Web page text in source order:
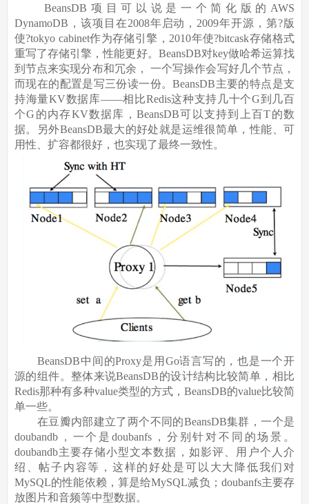
BeansDB项目可以说是一个简化版的AWS
DynamoDB，该项目在2008年启动，2009年开源，第?版
使?tokyo cabinet作为存储引擎，2010年使?bitcask存储格式
重写了存储引擎，性能更好。BeansDB对key做哈希运算找
到节点来实现分布和冗余， 一个写操作会写好几个节点，
而现在的配置是写三份读一份。BeansDB主要的特点是支
持海量KV数据库——相比Redis这种支持几十个G到几百
个G的内存KV数据库，BeansDB可以支持到上百T的数
据。另外BeansDB最大的好处就是运维很简单，性能、可
用性、扩容都很好，也实现了最终一致性。
BeansDB中间的Proxy是用Go语言写的，也是一个开
源的组件。整体来说BeansDB的设计结构比较简单，相比
Redis那种有多种value类型的方式，BeansDB的value比较简
单一些。
在豆瓣内部建立了两个不同的BeansDB集群，一个是
doubandb，一个是doubanfs，分别针对不同的场景。
doubandb主要存储小型文本数据，如影评、用户个人介
绍、帖子内容等，这样的好处是可以大大降低我们对
MySQL的性能依赖，算是给MySQL减负；doubanfs主要存
放图片和音频等中型数据。